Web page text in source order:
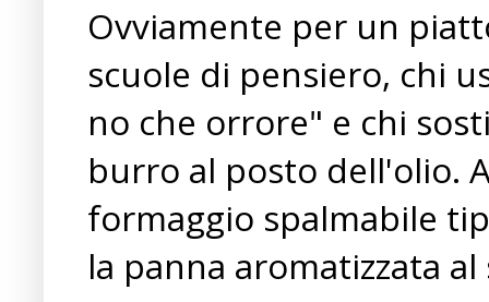
Ovviamente per un
scuole di pensiero, chi
no che orrore" e chi
burro al posto dell'olio.
formaggio spalmabile
la panna aromatizzata